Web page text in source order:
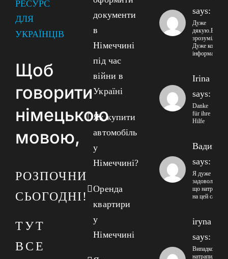
РЕСУРС
ДЛЯ
УКРАЇНЦІВ
Щоб
говорити
німецькою
мовою,
РОЗПОЧНИ
СЬОГОДНІ!
ТУТ
ВСЕ
документи
в
Німеччині
під час
війни в
Україні
Як купити
автомобіль
у
Німеччині?
Оренда
квартири
у
Німеччині
says:
Дуже
дякую.Все
зрозуміло!!
Дуже корисна
інформація!
Irina
says:
Danke
für ihre
Hilfe
Вадим
says:
Я дуже
задоволений
що натрапив
на цей сайт
iryna
says:
Випадково
натрапила